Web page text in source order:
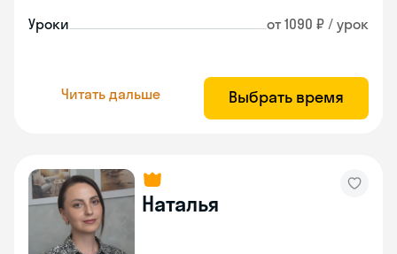
Уроки от 1090 ₽ / урок
Читать дальше Выбрать время
Наталья